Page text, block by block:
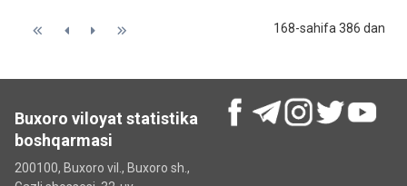
168-sahifa 386 dan
Buxoro viloyat statistika
boshqarmasi
200100, Buxoro vil., Buxoro sh.,